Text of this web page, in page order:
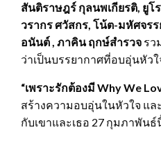
สันติราษฎร์ กุลนพเกียรติ, ยูโ
วรากร ศวัสกร, โน้ต-มหัศจรร
อนันต์, ภาคิน ฤกษ์สำรวจ รว
ว่าเป็นบรรยากาศที่อบอุ่นหัวใ
“เพราะรักต้องมีWhy We
สร้างความอบอุ่นในหัวใจ แ
กับเขาและเธอ 27 กุมภาพัน